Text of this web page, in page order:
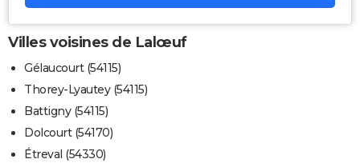
Villes voisines de Lalœuf
Gélaucourt (54115)
Thorey-Lyautey (54115)
Battigny (54115)
Dolcourt (54170)
Étreval (54330)